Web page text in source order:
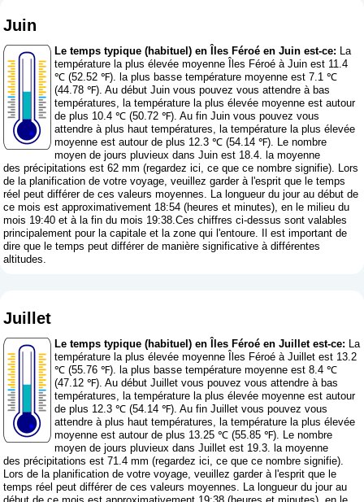
Juin
Le temps typique (habituel) en Îles Féroé en Juin est-ce: La
température la plus élevée moyenne Îles Féroé à Juin est 11.4
℃ (52.52 ℉). la plus basse température moyenne est 7.1 ℃
(44.78 ℉). Au début Juin vous pouvez vous attendre à bas
températures, la température la plus élevée moyenne est autour
de plus 10.4 ℃ (50.72 ℉). Au fin Juin vous pouvez vous
attendre à plus haut températures, la température la plus élevée
moyenne est autour de plus 12.3 ℃ (54.14 ℉). Le nombre
moyen de jours pluvieux dans Juin est 18.4. la moyenne
des précipitations est 62 mm (regardez ici, ce que ce nombre signifie). Lors
de la planification de votre voyage, veuillez garder à l'esprit que le temps
réel peut différer de ces valeurs moyennes. La longueur du jour au début de
ce mois est approximativement 18:54 (heures et minutes), en le milieu du
mois 19:40 et à la fin du mois 19:38.Ces chiffres ci-dessus sont valables
principalement pour la capitale et la zone qui l'entoure. Il est important de
dire que le temps peut différer de manière significative à différentes
altitudes.
Juillet
Le temps typique (habituel) en Îles Féroé en Juillet est-ce: La
température la plus élevée moyenne Îles Féroé à Juillet est 13.2
℃ (55.76 ℉). la plus basse température moyenne est 8.4 ℃
(47.12 ℉). Au début Juillet vous pouvez vous attendre à bas
températures, la température la plus élevée moyenne est autour
de plus 12.3 ℃ (54.14 ℉). Au fin Juillet vous pouvez vous
attendre à plus haut températures, la température la plus élevée
moyenne est autour de plus 13.25 ℃ (55.85 ℉). Le nombre
moyen de jours pluvieux dans Juillet est 19.3. la moyenne
des précipitations est 71.4 mm (regardez ici, ce que ce nombre signifie).
Lors de la planification de votre voyage, veuillez garder à l'esprit que le
temps réel peut différer de ces valeurs moyennes. La longueur du jour au